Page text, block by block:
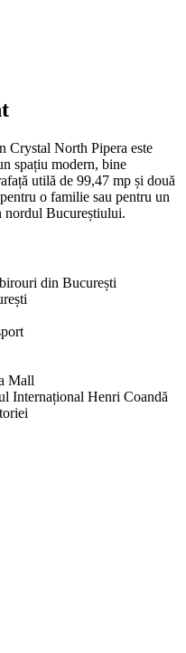
Crystal North Pipera este
spațiu modern, bine
utilă de 99,47 mp și două
o familie sau pentru un
nordul Bucureștiului.
din București
Mall
Internațional Henri Coandă